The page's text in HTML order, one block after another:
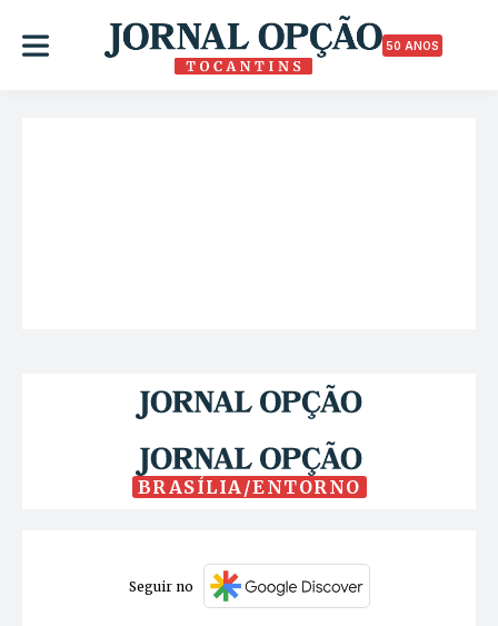
50 ANOS
BRASÍLIA/ENTORNO
Seguir no